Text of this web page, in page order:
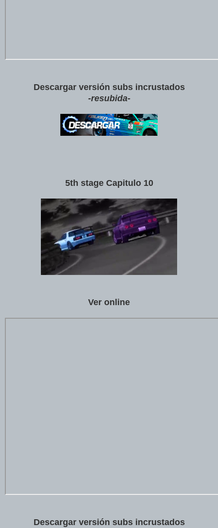
Descargar versión subs incrustados
-resubida-
5th stage Capitulo 10
Ver online
Descargar versión subs incrustados